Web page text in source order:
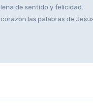
de sentido y felicidad.
las palabras de